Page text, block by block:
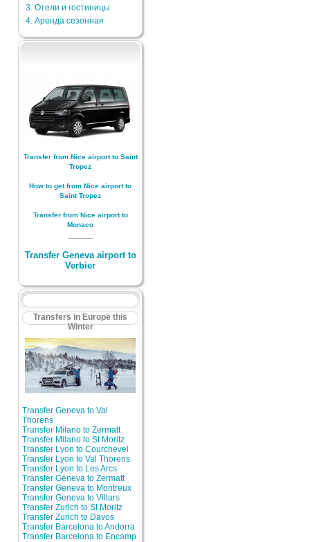
3. Отели и гостиницы
4. Аренда сезонная
Transfer from Nice airport to Saint
Tropez
How to get from Nice airport to
Saint Tropez
Transfer from Nice airport to
Monaco
Transfer Geneva airport to
Verbier
Transfers in Europe this
Winter
Transfer Geneva to Val
Thorens
Transfer Milano to Zermatt
Transfer Milano to St Moritz
Transfer Lyon to Courchevel
Transfer Lyon to Val Thorens
Transfer Lyon to Les Arcs
Transfer Geneva to Zermatt
Transfer Geneva to Montreux
Transfer Geneva to Villars
Transfer Zurich to St Moritz
Transfer Zurich to Davos
Transfer Barcelona to Andorra
Transfer Barcelona to Encamp